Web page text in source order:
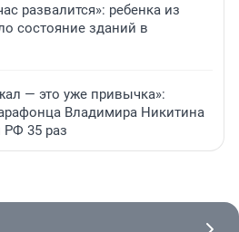
развалится»: ребенка из
состояние зданий в
— это уже привычка»:
Владимира Никитина
35 раз